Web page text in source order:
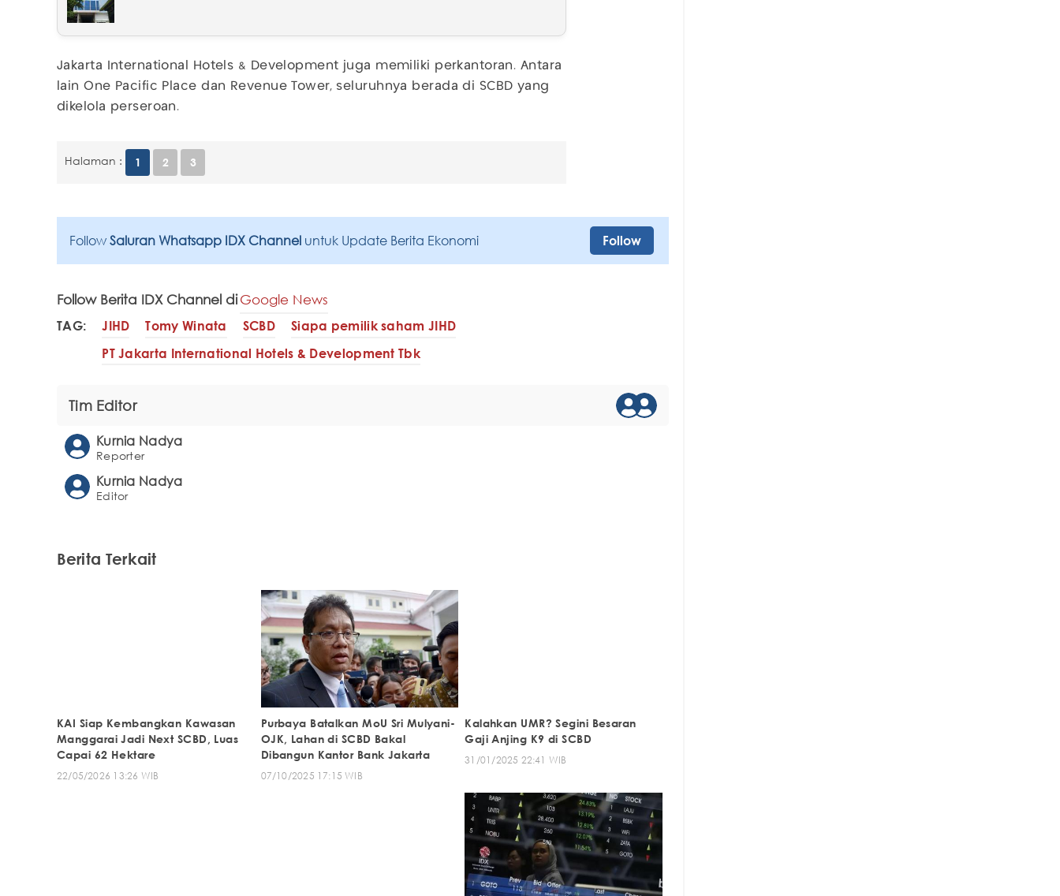
Jakarta International Hotels & Development juga memiliki perkantoran. Antara
lain One Pacific Place dan Revenue Tower, seluruhnya berada di SCBD yang
dikelola perseroan.
Halaman : 1 2 3
Follow Saluran Whatsapp IDX Channel untuk Update Berita Ekonomi Follow
Follow Berita IDX Channel diGoogle News
TAG: JIHD Tomy Winata SCBD
Siapa pemilik saham JIHD
PT Jakarta International Hotels & Development Tbk
Tim Editor
Kurnia Nadya
Reporter
Kurnia Nadya
Editor
Berita Terkait
KAI Siap Kembangkan Kawasan
Manggarai Jadi Next SCBD, Luas
Capai 62 Hektare
22/05/2026 13:26 WIB
Purbaya Batalkan MoU Sri Mulyani-
OJK, Lahan di SCBD Bakal
Dibangun Kantor Bank Jakarta
07/10/2025 17:15 WIB
Kalahkan UMR? Segini Besaran
Gaji Anjing K9 di SCBD
31/01/2025 22:41 WIB